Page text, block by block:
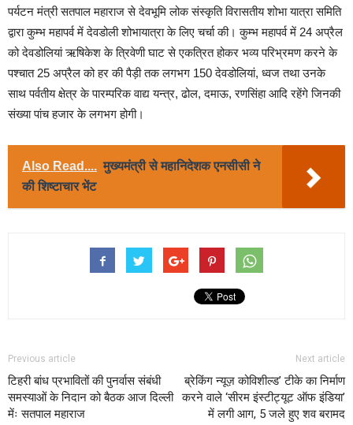
पर्यटन मंत्री सतपाल महाराज से देवभूमि लोक संस्कृति विरासतीय शोभा यात्रा समिति
द्वारा कुम्भ महापर्व में देवडोली शोभायात्रा के लिए चर्चा की। कुम्भ महापर्व में 24 अप्रैल
को देवडोलियां ऋषिकेश के त्रिवेणी घाट से एकत्रित होकर भव्य परिभ्रमण करने के
पश्चात 25 अप्रैल को हर की पैड़ी तक लगभग 150 देवडोलियां, ध्वज तथा उनके
साथ पर्वतीय क्षेत्र के पारम्परिक वाद्य यन्त्र, ढोल, दमाऊ, रणसिंहा आदि रहेंगे जिनकी
संख्या पांच हजार के लगभग होगी।
Also Read.... मुख्यमंत्री से महानिदेशक एनसीसी ने
की शिष्टाचार भेंट
Previous article
टिहरी बांध प्रभावितों की पुनर्वास संबंधी
समस्याओं के निदान को बैठक आज दिल्ली
मेंः सतपाल महाराज
Next article
ब्रेकिंग न्यूज़ कोविशील्ड’ टीके का निर्माण
करने वाले ‘सीरम इंस्टीट्यूट ऑफ इंडिया’
में लगी आग, 5 जले हुए शव बरामद